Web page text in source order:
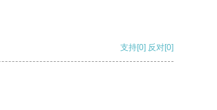
支持[0] 反对[0]